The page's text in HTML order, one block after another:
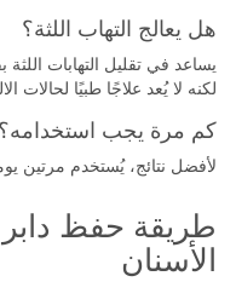
هل يعالج التهاب اللثة؟
يساعد في تقليل التهابات اللثة
لكنه لا يُعد علاجًا طبيًا لحالات
كم مرة يجب استخدامه؟
لأفضل نتائج، يُستخدم مرتين
طريقة حفظ
الأسنان